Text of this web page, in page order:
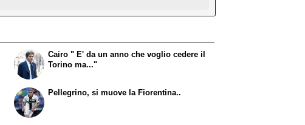
Cairo " E' da un anno che voglio cedere il
Torino ma..."
Pellegrino, si muove la Fiorentina..